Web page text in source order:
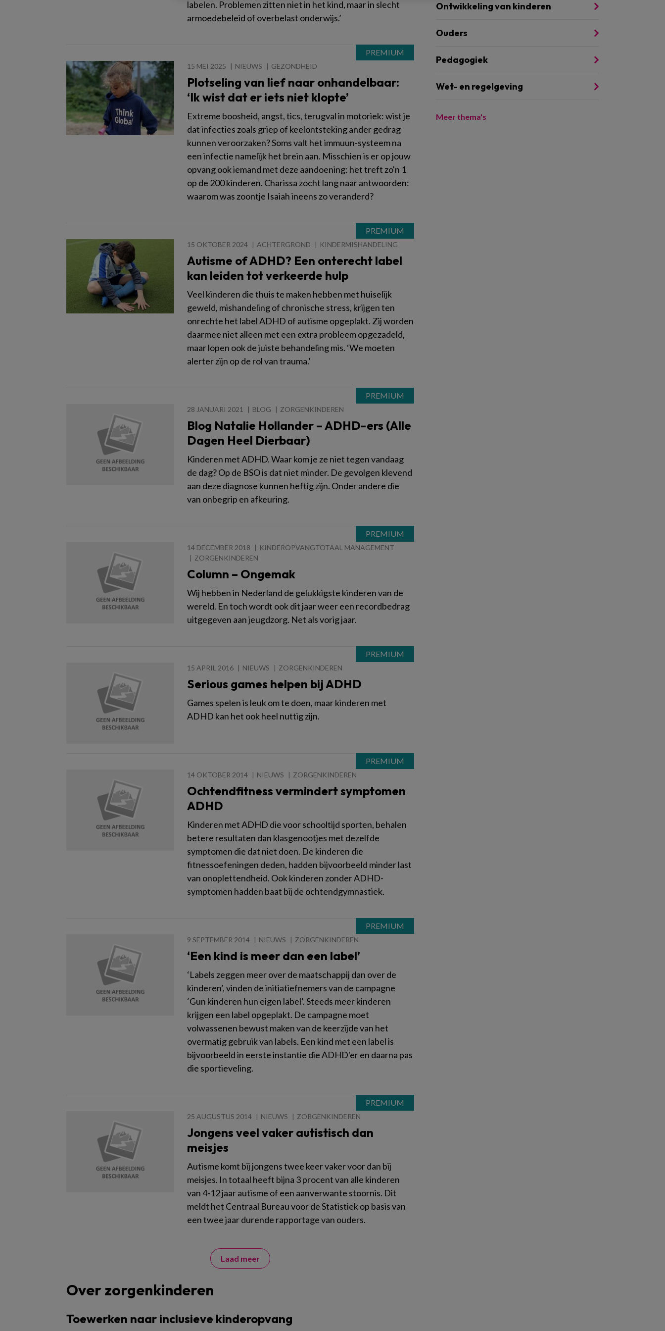
labelen. Problemen zitten niet in het kind, maar in slecht
armoedebeleid of overbelast onderwijs.’
15 MEI 2025 NIEUWS GEZONDHEID
Plotseling van lief naar onhandelbaar:
‘Ik wist dat er iets niet klopte’
Extreme boosheid, angst, tics, terugval in motoriek: wist je
dat infecties zoals griep of keelontsteking ander gedrag
kunnen veroorzaken? Soms valt het immuun-systeem na
een infectie namelijk het brein aan. Misschien is er op jouw
opvang ook iemand met deze aandoening: het treft zo'n 1
op de 200 kinderen. Charissa zocht lang naar antwoorden:
waarom was zoontje Isaiah ineens zo veranderd?
15 OKTOBER 2024 ACHTERGROND KINDERMISHANDELING
Autisme of ADHD? Een onterecht label
kan leiden tot verkeerde hulp
Veel kinderen die thuis te maken hebben met huiselijk
geweld, mishandeling of chronische stress, krijgen ten
onrechte het label ADHD of autisme opgeplakt. Zij worden
daarmee niet alleen met een extra probleem opgezadeld,
maar lopen ook de juiste behandeling mis. ‘We moeten
alerter zijn op de rol van trauma.’
28 JANUARI 2021 BLOG ZORGENKINDEREN
Blog Natalie Hollander – ADHD-ers (Alle
Dagen Heel Dierbaar)
Kinderen met ADHD. Waar kom je ze niet tegen vandaag
de dag? Op de BSO is dat niet minder. De gevolgen klevend
aan deze diagnose kunnen heftig zijn. Onder andere die
van onbegrip en afkeuring.
14 DECEMBER 2018
KINDEROPVANGTOTAAL MANAGEMENT
ZORGENKINDEREN
Column – Ongemak
Wij hebben in Nederland de gelukkigste kinderen van de
wereld. En toch wordt ook dit jaar weer een recordbedrag
uitgegeven aan jeugdzorg. Net als vorig jaar.
15 APRIL 2016 NIEUWS ZORGENKINDEREN
Serious games helpen bij ADHD
Games spelen is leuk om te doen, maar kinderen met
ADHD kan het ook heel nuttig zijn.
14 OKTOBER 2014 NIEUWS ZORGENKINDEREN
Ochtendfitness vermindert symptomen
ADHD
Kinderen met ADHD die voor schooltijd sporten, behalen
betere resultaten dan klasgenootjes met dezelfde
symptomen die dat niet doen. De kinderen die
fitnessoefeningen deden, hadden bijvoorbeeld minder last
van onoplettendheid. Ook kinderen zonder ADHD-
symptomen hadden baat bij de ochtendgymnastiek.
9 SEPTEMBER 2014 NIEUWS ZORGENKINDEREN
‘Een kind is meer dan een label’
‘Labels zeggen meer over de maatschappij dan over de
kinderen’, vinden de initiatiefnemers van de campagne
‘Gun kinderen hun eigen label’. Steeds meer kinderen
krijgen een label opgeplakt. De campagne moet
volwassenen bewust maken van de keerzijde van het
overmatig gebruik van labels. Een kind met een label is
bijvoorbeeld in eerste instantie die ADHD'er en daarna pas
die sportieveling.
25 AUGUSTUS 2014 NIEUWS ZORGENKINDEREN
Jongens veel vaker autistisch dan
meisjes
Autisme komt bij jongens twee keer vaker voor dan bij
meisjes. In totaal heeft bijna 3 procent van alle kinderen
van 4-12 jaar autisme of een aanverwante stoornis. Dit
meldt het Centraal Bureau voor de Statistiek op basis van
een twee jaar durende rapportage van ouders.
Laad meer
Over zorgenkinderen
Toewerken naar inclusieve kinderopvang
Ontwikkeling van kinderen
Ouders
Pedagogiek
Wet- en regelgeving
Meer thema's